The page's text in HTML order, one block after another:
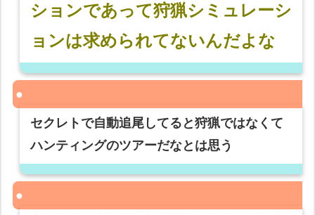
ションであって狩猟シミュレーシ
ョンは求められてないんだよな
セクレトで自動追尾してると狩猟ではなくて
ハンティングのツアーだなとは思う